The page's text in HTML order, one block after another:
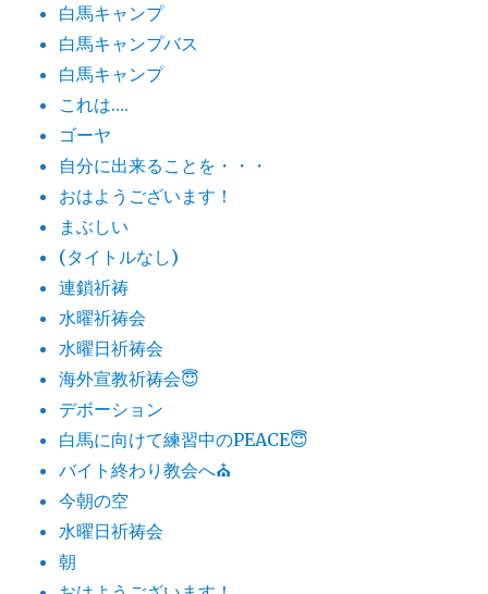
白馬キャンプ
白馬キャンプバス
白馬キャンプ
これは….
ゴーヤ
自分に出来ることを・・・
おはようございます！
まぶしい
(タイトルなし)
連鎖祈祷
水曜祈祷会
水曜日祈祷会
海外宣教祈祷会😇
デボーション
白馬に向けて練習中のPEACE😇
バイト終わり教会へ⛪️
今朝の空
水曜日祈祷会
朝